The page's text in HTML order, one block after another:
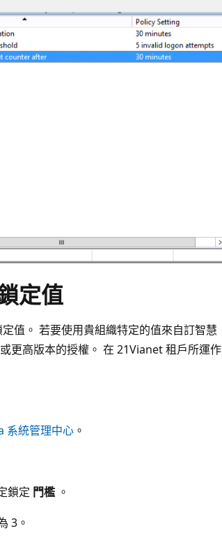
定值
值。 若要使用貴組織特定的值來自訂智慧
更高版本的授權。 在 21Vianet 租戶所運作
統管理中心 。
鎖定 門檻 。
3。